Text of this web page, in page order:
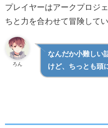
プレイヤーはアークプロジ
ちと力を合わせて冒険してい
ろん
なんだか小難しい
けど、ちっとも頭